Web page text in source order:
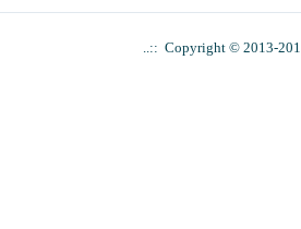
..:: Copyright © 2013-